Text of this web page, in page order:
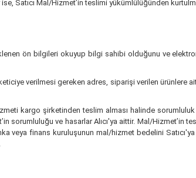
Satıcı Mal/Hizmet’in teslimi yükümlülüğünden
ön bilgileri okuyup bilgi sahibi olduğunu ve
verilmesi gereken adres, siparişi verilen ürünlere
kargo şirketinden teslim alması halinde
ve hasarlar Alıcı'ya aittir. Mal/Hizmet’in
veya finans kuruluşunun mal/hizmet bedelini